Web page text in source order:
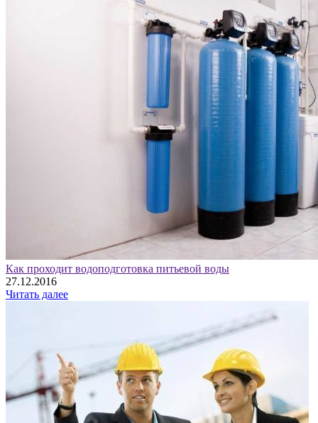
Как проходит водоподготовка питьевой воды
27.12.2016
Читать далее